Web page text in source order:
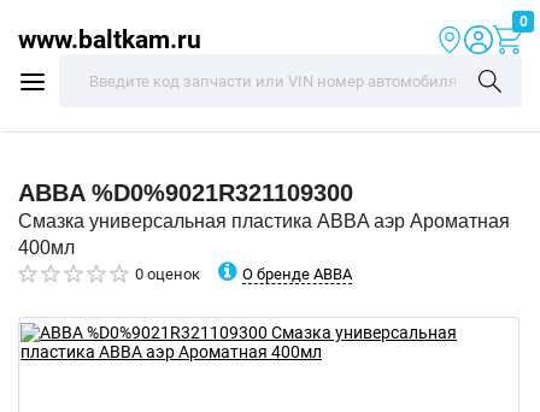
www.baltkam.ru
0
ABBA %D0%9021R321109300
Смазка универсальная пластика ABBA аэр Ароматная
400мл
0 оценок О бренде ABBA